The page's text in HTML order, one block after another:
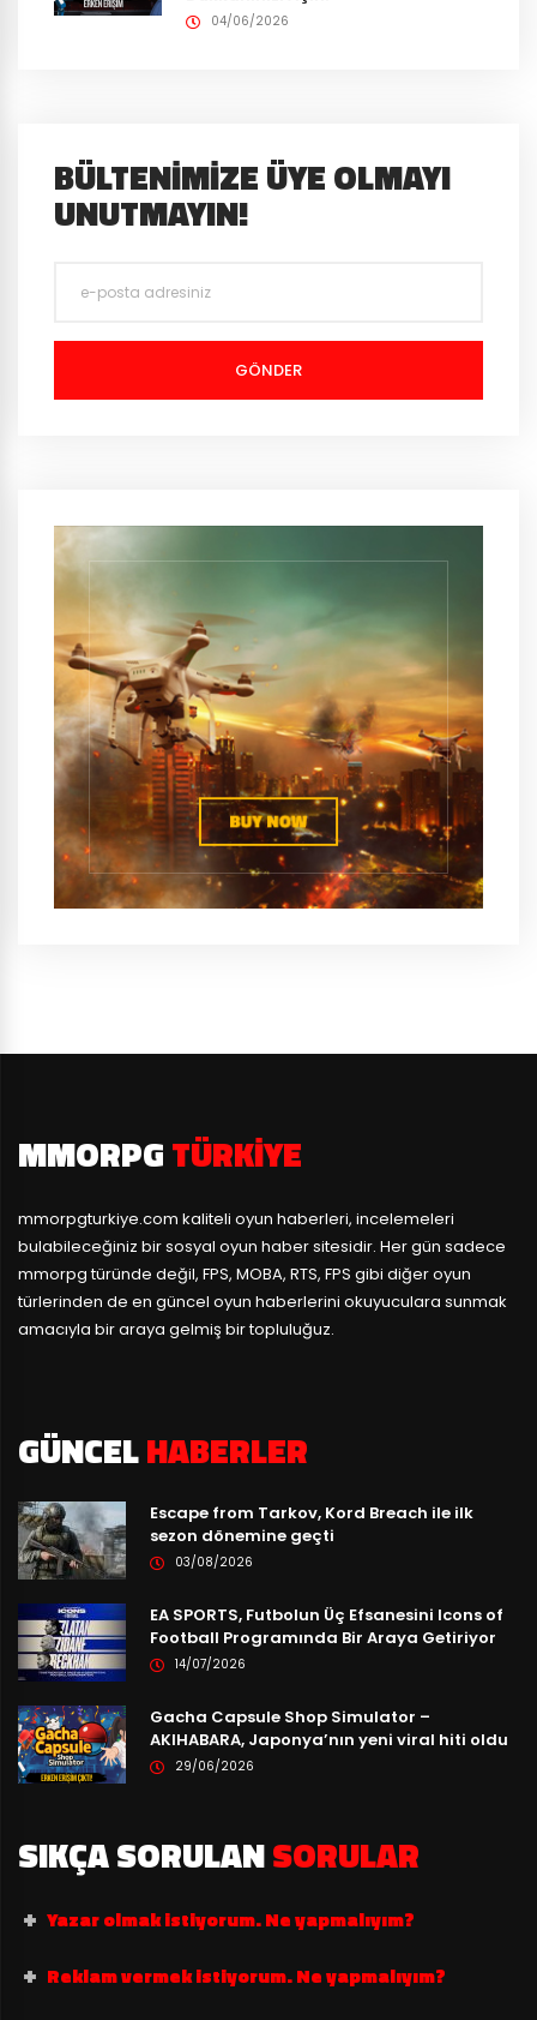
04/06/2026
BÜLTENIMIZE ÜYE OLMAYI
UNUTMAYIN!
MMORPGTÜRKIYE
mmorpgturkiye.com kaliteli oyun haberleri, incelemeleri
bulabileceğiniz bir sosyal oyun haber sitesidir. Her gün sadece
mmorpg türünde değil, FPS, MOBA, RTS, FPS gibi diğer oyun
türlerinden de en güncel oyun haberlerini okuyuculara sunmak
amacıyla bir araya gelmiş bir topluluğuz.
GÜNCELHABERLER
Escape from Tarkov, Kord Breach ile ilk
sezon dönemine geçti
03/08/2026
EA SPORTS, Futbolun Üç Efsanesini Icons of
Football Programında Bir Araya Getiriyor
14/07/2026
Gacha Capsule Shop Simulator –
AKIHABARA, Japonya’nın yeni viral hiti oldu
29/06/2026
SIKÇA SORULANSORULAR
Yazar olmak istiyorum. Ne yapmalıyım?
Reklam vermek istiyorum. Ne yapmalıyım?